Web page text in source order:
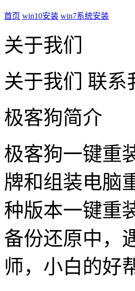
首页 win10安装 win7系统安装
关于我们
关于我们 联系
极客狗简介
极客狗一键重
牌和组装电脑
种版本一键重
备份还原中，
师，小白的好